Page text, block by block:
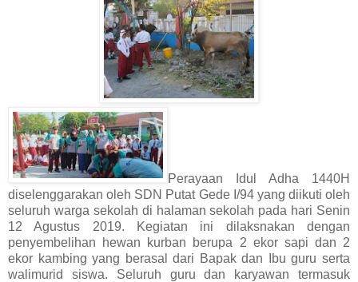
Perayaan Idul Adha 1440H
diselenggarakan oleh SDN Putat Gede I/94 yang diikuti oleh
seluruh warga sekolah di halaman sekolah pada hari Senin
12 Agustus 2019. Kegiatan ini dilaksnakan dengan
penyembelihan hewan kurban berupa 2 ekor sapi dan 2
ekor kambing yang berasal dari Bapak dan Ibu guru serta
walimurid siswa. Seluruh guru dan karyawan termasuk